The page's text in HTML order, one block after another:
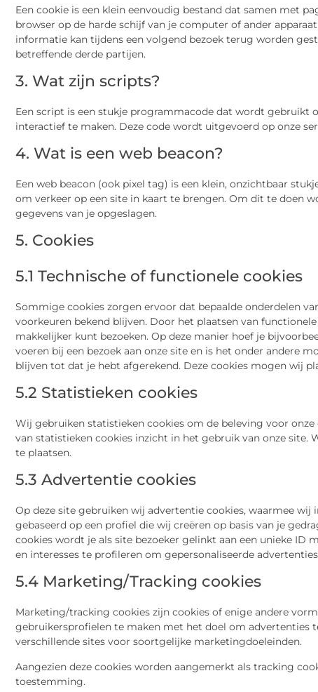
Een cookie is een klein eenvoudig bestand dat samen met
browser op de harde schijf van je computer of ander
informatie kan tijdens een volgend bezoek terug worden
betreffende derde partijen.
3. Wat zijn scripts?
Een script is een stukje programmacode dat wordt gebruikt
interactief te maken. Deze code wordt uitgevoerd op onze
4. Wat is een web beacon?
Een web beacon (ook pixel tag) is een klein, onzichtbaar
om verkeer op een site in kaart te brengen. Om dit te doen
gegevens van je opgeslagen.
5. Cookies
5.1 Technische of functionele cookies
Sommige cookies zorgen ervoor dat bepaalde onderdelen
voorkeuren bekend blijven. Door het plaatsen van
makkelijker kunt bezoeken. Op deze manier hoef je
voeren bij een bezoek aan onze site en is het onder andere
blijven tot dat je hebt afgerekend. Deze cookies mogen wij
5.2 Statistieken cookies
Wij gebruiken statistieken cookies om de beleving voor
van statistieken cookies inzicht in het gebruik van onze
te plaatsen.
5.3 Advertentie cookies
Op deze site gebruiken wij advertentie cookies, waarmee
gebaseerd op een profiel die wij creëren op basis van je
cookies wordt je als site bezoeker gelinkt aan een unieke ID
en interesses te profileren om gepersonaliseerde
5.4 Marketing/Tracking cookies
Marketing/tracking cookies zijn cookies of enige andere
gebruikersprofielen te maken met het doel om advertenties
verschillende sites voor soortgelijke marketingdoeleinden.
Aangezien deze cookies worden aangemerkt als tracking
toestemming.